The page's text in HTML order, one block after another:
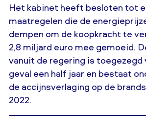
Het kabinet heeft besloten tot
maatregelen die de
dempen om de koopkracht te
2,8 miljard euro mee gemoeid.
vanuit de regering is toegezegd
geval een half jaar en bestaat
de accijnsverlaging op de
2022.